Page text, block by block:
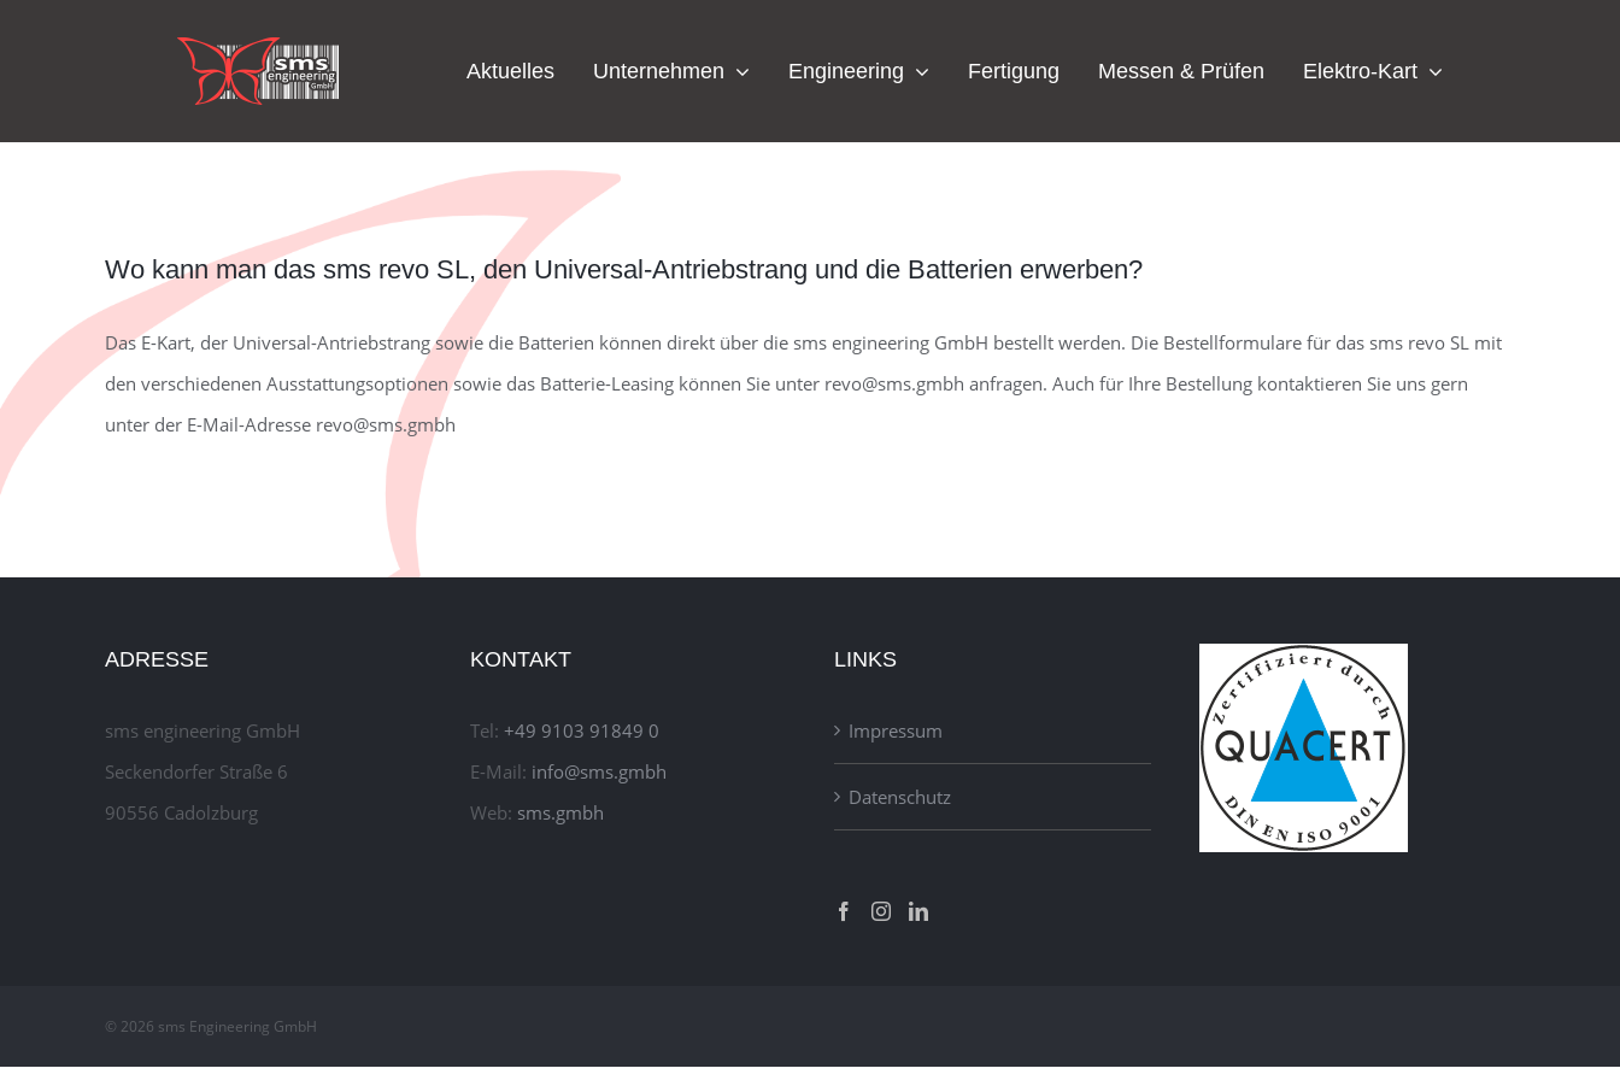
Aktuelles Unternehmen Engineering Fertigung Messen & Prüfen Elektro-Kart
Wo kann man das sms revo SL, den Universal-Antriebstrang und die Batterien erwerben?
Das E-Kart, der Universal-Antriebstrang sowie die Batterien können direkt über die sms engineering GmbH bestellt werden. Die Bestellformulare für das sms revo SL mit
den verschiedenen Ausstattungsoptionen sowie das Batterie-Leasing können Sie unter revo@sms.gmbh anfragen. Auch für Ihre Bestellung kontaktieren Sie uns gern
unter der E-Mail-Adresse revo@sms.gmbh
ADRESSE
sms engineering GmbH
Seckendorfer Straße 6
90556 Cadolzburg
KONTAKT
Tel: +49 9103 91849 0
E-Mail: info@sms.gmbh
Web: sms.gmbh
LINKS
Impressum
Datenschutz
© 2026 sms Engineering GmbH